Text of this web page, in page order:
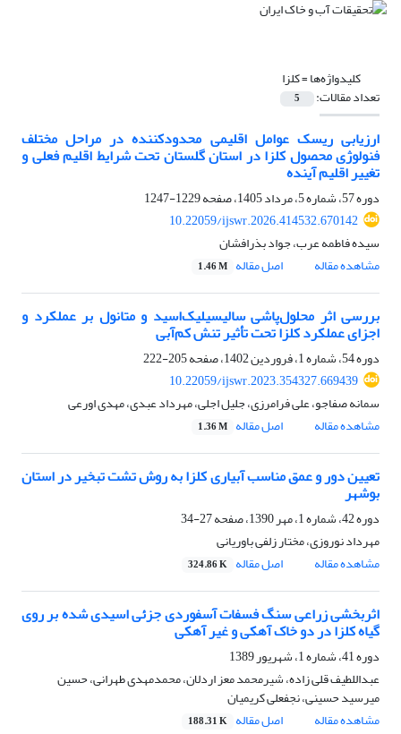
کلیدواژه‌ها =کلزا
تعداد مقالات: 5
ارزیابی ریسک عوامل اقلیمی محدودکننده در مراحل مختلف
فنولوژی محصول کلزا در استان گلستان تحت شرایط اقلیم فعلی و
تغییر اقلیم آینده
دوره 57، شماره 5، مرداد 1405، صفحه
1229-1247
10.22059/ijswr.2026.414532.670142
سیده فاطمه عرب، جواد بذرافشان
مشاهده مقاله
اصل مقاله 1.46 M
بررسی اثر محلول‌پاشی سالیسیلیک‌اسید و متانول بر عملکرد و
اجزای عملکرد کلزا تحت تأثیر تنش کم‌آبی
دوره 54، شماره 1، فروردین 1402، صفحه
205-222
10.22059/ijswr.2023.354327.669439
سمانه صفاجو، علی فرامرزی، جلیل اجلی، مهرداد عبدی، مهدی اورعی
مشاهده مقاله
اصل مقاله 1.36 M
تعیین دور و عمق مناسب آبیاری کلزا به روش تشت تبخیر در استان
بوشهر
دوره 42، شماره 1، مهر 1390، صفحه
27-34
مهرداد نوروزی، مختار زلفی باوریانی
مشاهده مقاله
اصل مقاله 324.86 K
اثربخشی زراعی سنگ فسفات آسفوردی جزئی اسیدی شده بر روی
گیاه کلزا در دو خاک آهکی و غیر آهکی
دوره 41، شماره 1، شهریور 1389
عبداللطیف قلی زاده، شیرمحمد معز اردلان، محمدمهدی طهرانی، حسین
میرسید حسینی، نجفعلی کریمیان
مشاهده مقاله
اصل مقاله 188.31 K